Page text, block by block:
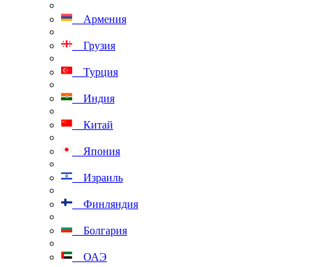
Армения
Грузия
Турция
Индия
Китай
Япония
Израиль
Финляндия
Болгария
ОАЭ